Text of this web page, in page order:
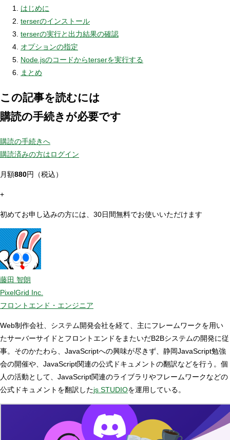
はじめに
terserのインストール
terserの実行と出力結果の確認
オプションの指定
Node.jsのコードからterserを実行する
まとめ
この記事を読むには
購読の手続きが必要です
購読の手続きへ
購読済みの方はログイン
月額880円（税込）
+
初めてお申し込みの方には、30日間無料でお使いいただけます
藤田 智朗
PixelGrid Inc.
フロントエンド・エンジニア
Web制作会社、システム開発会社を経て、主にフレームワークを用い
たサーバーサイドとフロントエンドをまたいだB2Bシステムの開発に従
事。そのかたわら、JavaScriptへの興味が尽きず、静岡JavaScript勉強
会の開催や、JavaScript関連の公式ドキュメントの翻訳などを行う。個
人の活動として、JavaScript関連のライブラリやフレームワークなどの
公式ドキュメントを翻訳したjs STUDIOを運用している。